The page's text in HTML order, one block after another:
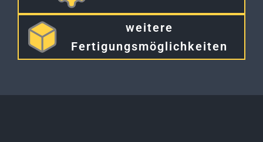
weitere
Fertigungsmöglichkeiten